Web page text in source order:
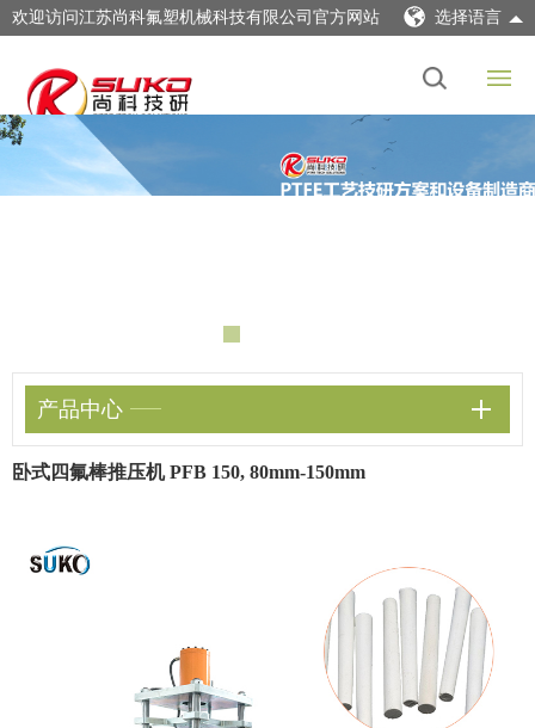
欢迎访问江苏尚科氟塑机械科技有限公司官方网站 选择语言
产品中心
卧式四氟棒推压机 PFB 150, 80mm-150mm